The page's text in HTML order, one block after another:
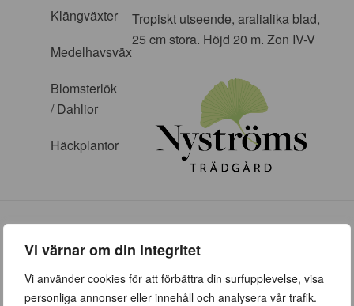
Vi värnar om din integritet
Vi använder cookies för att förbättra din surfupplevelse, visa
personliga annonser eller innehåll och analysera vår trafik.
Klängväxter
Medelhavsväxter
Blomsterlök
/ Dahlior
Häckplantor
Tropiskt utseende, aralialika blad,
25 cm stora. Höjd 20 m. Zon IV-V
ÖPPETTIDER